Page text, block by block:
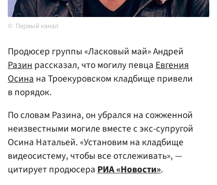
Первый канал
Продюсер группы «Ласковый май» Андрей
Разинрассказал, что могилу певцаЕвгения
Осинана Троекуровском кладбище привели
в порядок.
По словам Разина, он убрался на сожженной
неизвестными могиле вместе с экс-супругой
Осина Натальей. «Установим на кладбище
видеосистему, чтобы все отслеживать», —
цитирует продюсераРИА «Новости».